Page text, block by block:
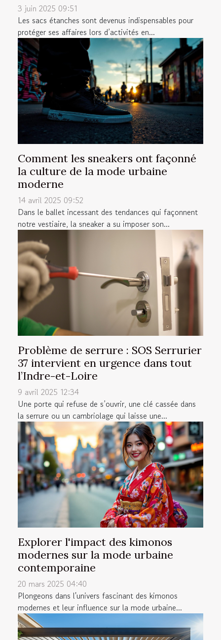
3 juin 2025 09:51
Les sacs étanches sont devenus indispensables pour
protéger ses affaires lors d’activités en...
Comment les sneakers ont façonné
la culture de la mode urbaine
moderne
14 avril 2025 09:52
Dans le ballet incessant des tendances qui façonnent
notre vestiaire, la sneaker a su imposer son...
Problème de serrure : SOS Serrurier
37 intervient en urgence dans tout
l’Indre-et-Loire
9 avril 2025 12:34
Une porte qui refuse de s’ouvrir, une clé cassée dans
la serrure ou un cambriolage qui laisse une...
Explorer l'impact des kimonos
modernes sur la mode urbaine
contemporaine
20 mars 2025 04:40
Plongeons dans l'univers fascinant des kimonos
modernes et leur influence sur la mode urbaine...